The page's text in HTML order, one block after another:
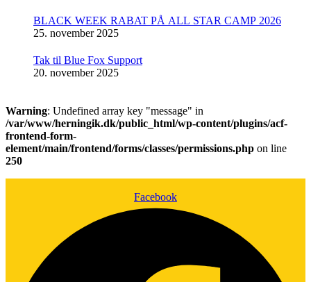
BLACK WEEK RABAT PÅ ALL STAR CAMP 2026
25. november 2025
Tak til Blue Fox Support
20. november 2025
Warning: Undefined array key "message" in
/var/www/herningik.dk/public_html/wp-content/plugins/acf-
frontend-form-
element/main/frontend/forms/classes/permissions.php on line
250
Facebook